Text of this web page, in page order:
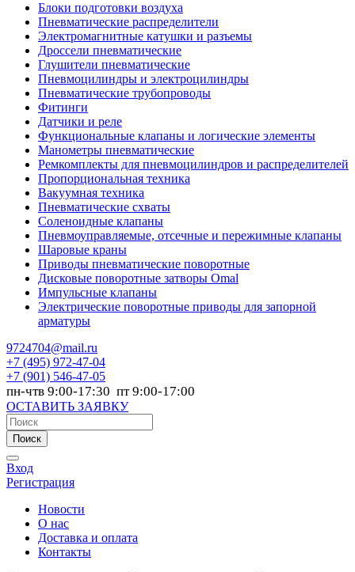
Блоки подготовки воздуха
Пневматические распределители
Электромагнитные катушки и разъемы
Дроссели пневматические
Глушители пневматические
Пневмоцилиндры и электроцилиндры
Пневматические трубопроводы
Фитинги
Датчики и реле
Функциональные клапаны и логические элементы
Манометры пневматические
Ремкомплекты для пневмоцилиндров и распределителей
Пропорциональная техника
Вакуумная техника
Пневматические схваты
Соленоидные клапаны
Пневмоуправляемые, отсечные и пережимные клапаны
Шаровые краны
Приводы пневматические поворотные
Дисковые поворотные затворы Omal
Импульсные клапаны
Электрические поворотные приводы для запорной
арматуры
9724704@mail.ru
+7 (495) 972-47-04
+7 (901) 546-47-05
пн-чтв 9:00-17:30 пт 9:00-17:00
ОСТАВИТЬ ЗАЯВКУ
Поиск
Вход
Регистрация
Новости
О нас
Доставка и оплата
Контакты